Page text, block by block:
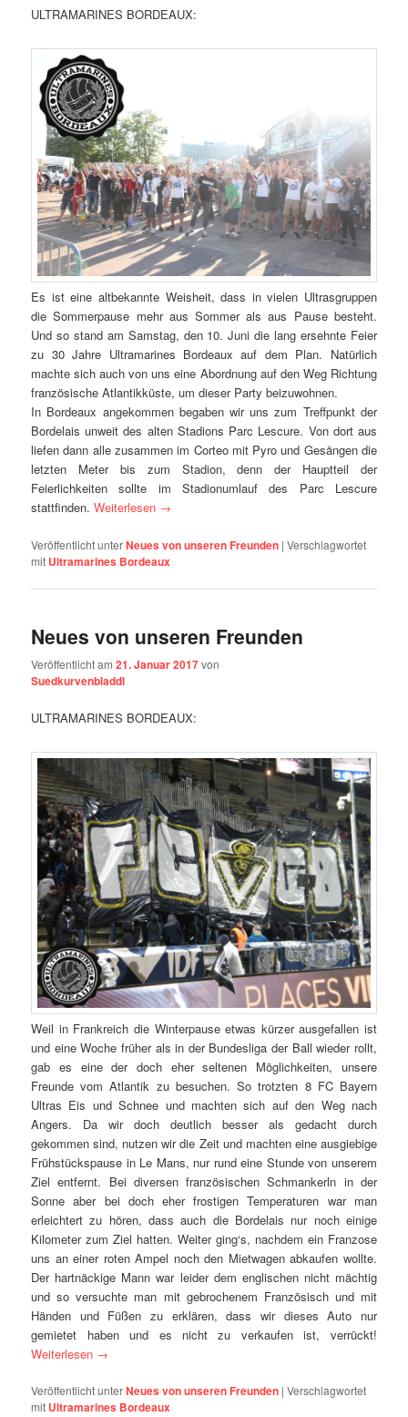
ULTRAMARINES BORDEAUX:
Es ist eine altbekannte Weisheit, dass in vielen Ultrasgruppen
die Sommerpause mehr aus Sommer als aus Pause besteht.
Und so stand am Samstag, den 10. Juni die lang ersehnte Feier
zu 30 Jahre Ultramarines Bordeaux auf dem Plan. Natürlich
machte sich auch von uns eine Abordnung auf den Weg Richtung
französische Atlantikküste, um dieser Party beizuwohnen.
In Bordeaux angekommen begaben wir uns zum Treffpunkt der
Bordelais unweit des alten Stadions Parc Lescure. Von dort aus
liefen dann alle zusammen im Corteo mit Pyro und Gesängen die
letzten Meter bis zum Stadion, denn der Hauptteil der
Feierlichkeiten sollte im Stadionumlauf des Parc Lescure
stattfinden.Weiterlesen →
Veröffentlicht unterNeues von unseren Freunden |Verschlagwortet
mit Ultramarines Bordeaux
Neues von unseren Freunden
Veröffentlicht am21. Januar 2017von
Suedkurvenbladdl
ULTRAMARINES BORDEAUX:
Weil in Frankreich die Winterpause etwas kürzer ausgefallen ist
und eine Woche früher als in der Bundesliga der Ball wieder rollt,
gab es eine der doch eher seltenen Möglichkeiten, unsere
Freunde vom Atlantik zu besuchen. So trotzten 8 FC Bayern
Ultras Eis und Schnee und machten sich auf den Weg nach
Angers. Da wir doch deutlich besser als gedacht durch
gekommen sind, nutzen wir die Zeit und machten eine ausgiebige
Frühstückspause in Le Mans, nur rund eine Stunde von unserem
Ziel entfernt. Bei diversen französischen Schmankerln in der
Sonne aber bei doch eher frostigen Temperaturen war man
erleichtert zu hören, dass auch die Bordelais nur noch einige
Kilometer zum Ziel hatten. Weiter ging‘s, nachdem ein Franzose
uns an einer roten Ampel noch den Mietwagen abkaufen wollte.
Der hartnäckige Mann war leider dem englischen nicht mächtig
und so versuchte man mit gebrochenem Französisch und mit
Händen und Füßen zu erklären, dass wir dieses Auto nur
gemietet haben und es nicht zu verkaufen ist, verrückt!
Weiterlesen →
Veröffentlicht unterNeues von unseren Freunden |Verschlagwortet
mit Ultramarines Bordeaux